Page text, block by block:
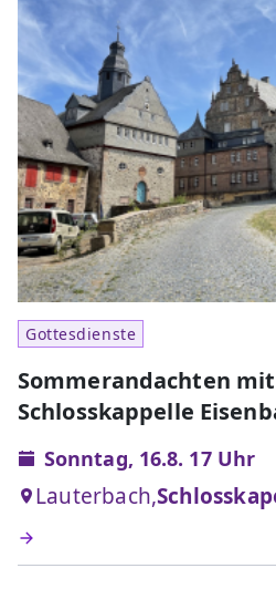
Gottesdienste
Sommerandachten
Schlosskappelle
Sonntag, 16.8. 17 Uhr
Lauterbach,